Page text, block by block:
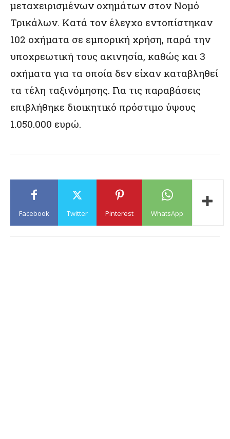
μεταχειρισμένων οχημάτων στον Νομό
Τρικάλων. Κατά τον έλεγχο εντοπίστηκαν
102 οχήματα σε εμπορική χρήση, παρά την
υποχρεωτική τους ακινησία, καθώς και 3
οχήματα για τα οποία δεν είχαν καταβληθεί
τα τέλη ταξινόμησης. Για τις παραβάσεις
επιβλήθηκε διοικητικό πρόστιμο ύψους
1.050.000 ευρώ.
Facebook Twitter Pinterest WhatsApp